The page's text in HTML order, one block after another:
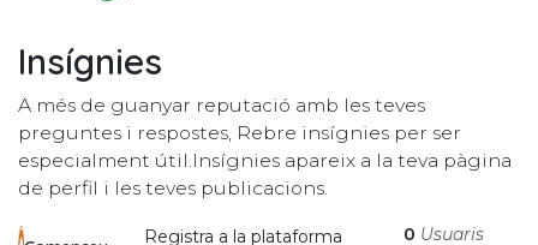
Insígnies
A més de guanyar reputació amb les teves
preguntes i respostes, Rebre insígnies per ser
especialment útil.Insígnies apareix a la teva pàgina
de perfil i les teves publicacions.
Registra a la plataforma 0 Usuaris